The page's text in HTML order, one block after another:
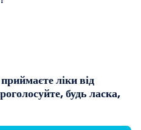
ліки від
будь ласка,